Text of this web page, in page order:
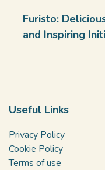
Furisto:
and Inspiring
Useful Links
Privacy Policy
Cookie Policy
Terms of use